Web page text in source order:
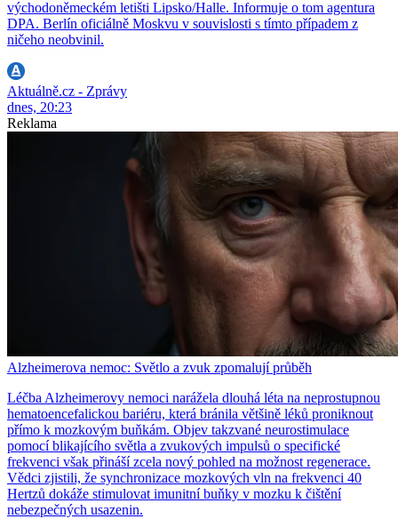
východoněmeckém letišti Lipsko/Halle. Informuje o tom agentura
DPA. Berlín oficiálně Moskvu v souvislosti s tímto případem z
ničeho neobvinil.
Aktuálně.cz - Zprávy
dnes, 20:23
Reklama
Alzheimerova nemoc: Světlo a zvuk zpomalují průběh
Léčba Alzheimerovy nemoci narážela dlouhá léta na neprostupnou
hematoencefalickou bariéru, která bránila většině léků proniknout
přímo k mozkovým buňkám. Objev takzvané neurostimulace
pomocí blikajícího světla a zvukových impulsů o specifické
frekvenci však přináší zcela nový pohled na možnost regenerace.
Vědci zjistili, že synchronizace mozkových vln na frekvenci 40
Hertzů dokáže stimulovat imunitní buňky v mozku k čištění
nebezpečných usazenin.